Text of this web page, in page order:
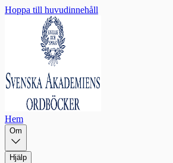
Hoppa till huvudinnehåll
Hem
Om
Hjälp